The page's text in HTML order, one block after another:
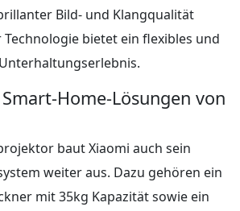
Bild- und Klangqualität
bietet ein flexibles und
Home-Lösungen von
baut Xiaomi auch sein
weiter aus. Dazu gehören ein
mit 35kg Kapazität sowie ein